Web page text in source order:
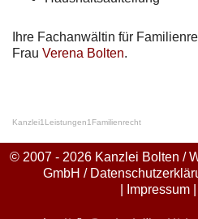
Ihre Fachanwältin für
Frau Verena Bolten.
Kanzlei1 Leistungen1 Familienrecht
© 2007 - 2026 Kanzlei Bolten /
GmbH /
Impressum